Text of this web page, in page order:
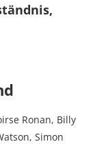
Ronan, Billy
Simon